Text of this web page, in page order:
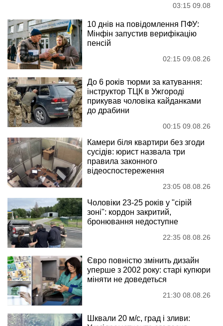
03:15 09.08
10 днів на повідомлення ПФУ:
Мінфін запустив верифікацію
пенсій
02:15 09.08.26
До 6 років тюрми за катування:
інструктор ТЦК в Ужгороді
прикував чоловіка кайданками
до драбини
00:15 09.08.26
Камери біля квартири без згоди
сусідів: юрист назвала три
правила законного
відеоспостереження
23:05 08.08.26
Чоловіки 23-25 років у "сірій
зоні": кордон закритий,
бронювання недоступне
22:35 08.08.26
Євро повністю змінить дизайн
уперше з 2002 року: старі купюри
міняти не доведеться
21:30 08.08.26
Шквали 20 м/с, град і зливи: